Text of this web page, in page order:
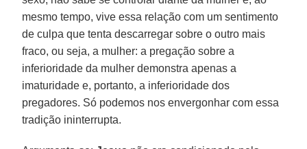
mesmo tempo, vive essa relação com um sentimento
de culpa que tenta descarregar sobre o outro mais
fraco, ou seja, a mulher: a pregação sobre a
inferioridade da mulher demonstra apenas a
imaturidade e, portanto, a inferioridade dos
pregadores. Só podemos nos envergonhar com essa
tradição ininterrupta.